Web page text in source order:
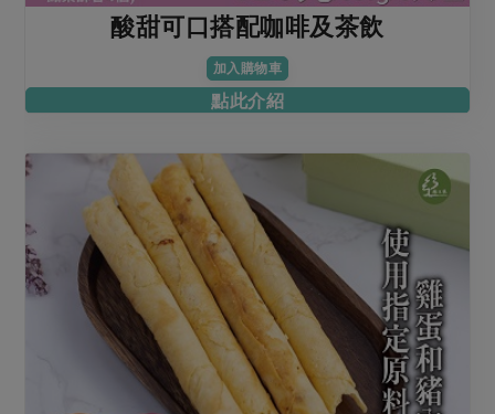
酸甜可口搭配咖啡及茶飲
加入購物車
點此介紹